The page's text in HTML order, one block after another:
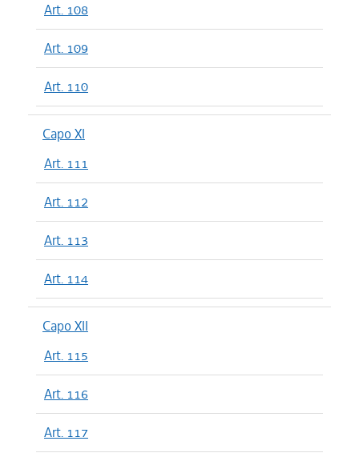
Art. 108
Art. 109
Art. 110
Capo XI
Art. 111
Art. 112
Art. 113
Art. 114
Capo XII
Art. 115
Art. 116
Art. 117